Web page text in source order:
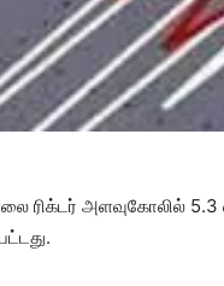
ரிக்டர் அளவுகோலில் 5.3